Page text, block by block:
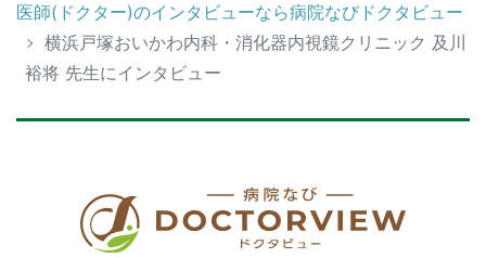
医師(ドクター)のインタビューなら病院なびドクタビュー
横浜戸塚おいかわ内科・消化器内視鏡クリニック 及川
裕将 先生にインタビュー